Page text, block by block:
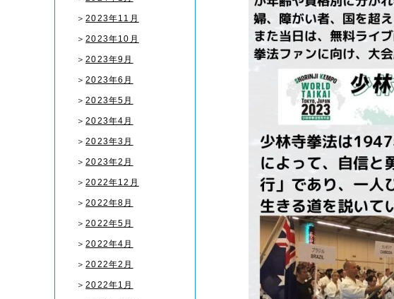
＞2023年11月
＞2023年10月
＞2023年9月
＞2023年6月
＞2023年5月
＞2023年4月
＞2023年3月
＞2023年2月
＞2022年12月
＞2022年8月
＞2022年5月
＞2022年4月
＞2022年2月
＞2022年1月